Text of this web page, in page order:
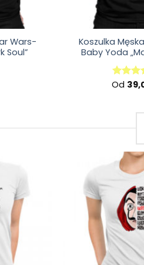
Wars-
Soul”
Koszulka
Baby Yoda
Od